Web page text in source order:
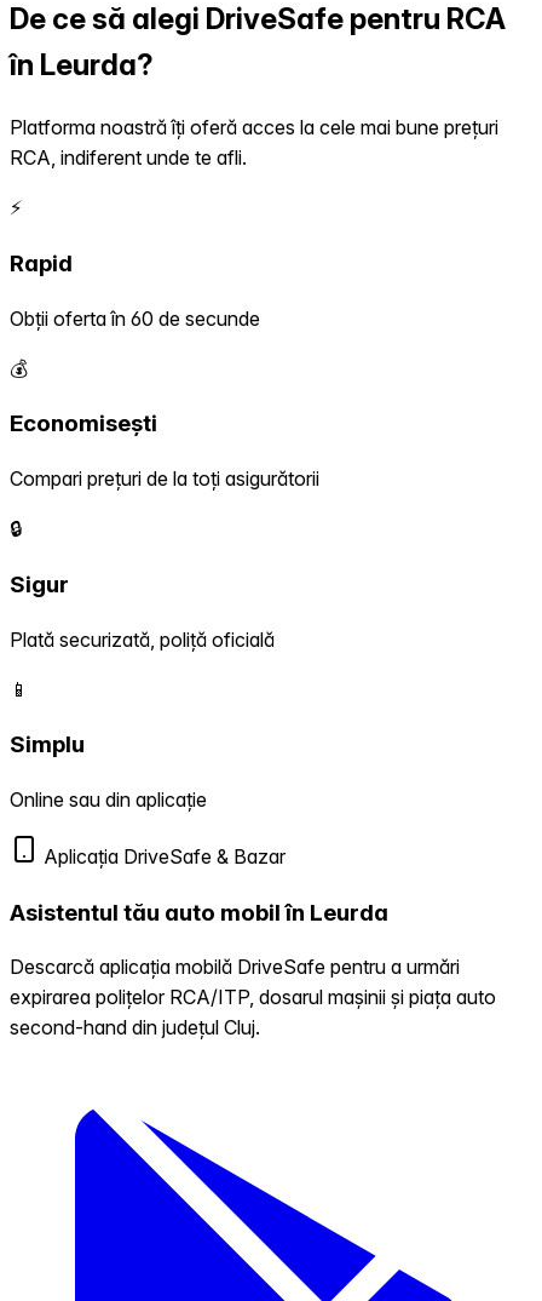
De ce să alegi DriveSafe pentru RCA
în Leurda?
Platforma noastră îți oferă acces la cele mai bune prețuri
RCA, indiferent unde te afli.
⚡
Rapid
Obții oferta în 60 de secunde
💰
Economisești
Compari prețuri de la toți asigurătorii
🔒
Sigur
Plată securizată, poliță oficială
📱
Simplu
Online sau din aplicație
Aplicația DriveSafe & Bazar
Asistentul tău auto mobil în Leurda
Descarcă aplicația mobilă DriveSafe pentru a urmări
expirarea polițelor RCA/ITP, dosarul mașinii și piața auto
second-hand din județul Cluj.